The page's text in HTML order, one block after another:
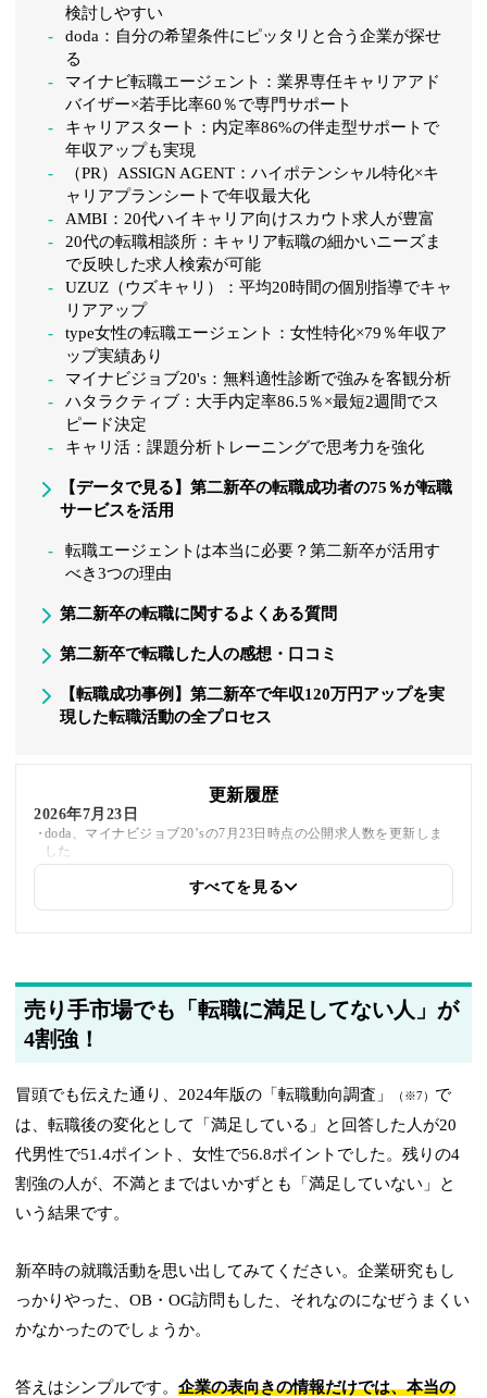
検討しやすい
doda：自分の希望条件にピッタリと合う企業が探せ
る
マイナビ転職エージェント：業界専任キャリアアド
バイザー×若手比率60％で専門サポート
キャリアスタート：内定率86%の伴走型サポートで
年収アップも実現
（PR）ASSIGN AGENT：ハイポテンシャル特化×キ
ャリアプランシートで年収最大化
AMBI：20代ハイキャリア向けスカウト求人が豊富
20代の転職相談所：キャリア転職の細かいニーズま
で反映した求人検索が可能
UZUZ（ウズキャリ）：平均20時間の個別指導でキャ
リアアップ
type女性の転職エージェント：女性特化×79％年収ア
ップ実績あり
マイナビジョブ20's：無料適性診断で強みを客観分析
ハタラクティブ：大手内定率86.5％×最短2週間でス
ピード決定
キャリ活：課題分析トレーニングで思考力を強化
【データで見る】第二新卒の転職成功者の75％が転職
サービスを活用
転職エージェントは本当に必要？第二新卒が活用す
べき3つの理由
第二新卒の転職に関するよくある質問
第二新卒で転職した人の感想・口コミ
【転職成功事例】第二新卒で年収120万円アップを実
現した転職活動の全プロセス
更新履歴
2026年7月23日
doda、マイナビジョブ20’sの7月23日時点の公開求人数を更新しま
した
2026年5月22日
2026年5月21日
最新の情報をもとにFAQのデータを更新しました
2026年4月16日
理由の参考リンクを追加しました
2026年4月16日
ユーザビリティを考慮して、第二新卒エージェントneoに向いてい
るか確認できるページへのリンクを追加しました
いるか確認できるページへのリンクを追加しました
2026年3月25日
すべてを見る
売り手市場でも「転職に満足してない人」が
4割強！
冒頭でも伝えた通り、2024年版の「転職動向調査」 （※7） で
は、転職後の変化として「満足している」と回答した人が20
代男性で51.4ポイント、女性で56.8ポイントでした。残りの4
割強の人が、不満とまではいかずとも「満足していない」と
いう結果です。
新卒時の就職活動を思い出してみてください。企業研究もし
っかりやった、OB・OG訪問もした、それなのになぜうまくい
かなかったのでしょうか。
答えはシンプルです。企業の表向きの情報だけでは、本当の